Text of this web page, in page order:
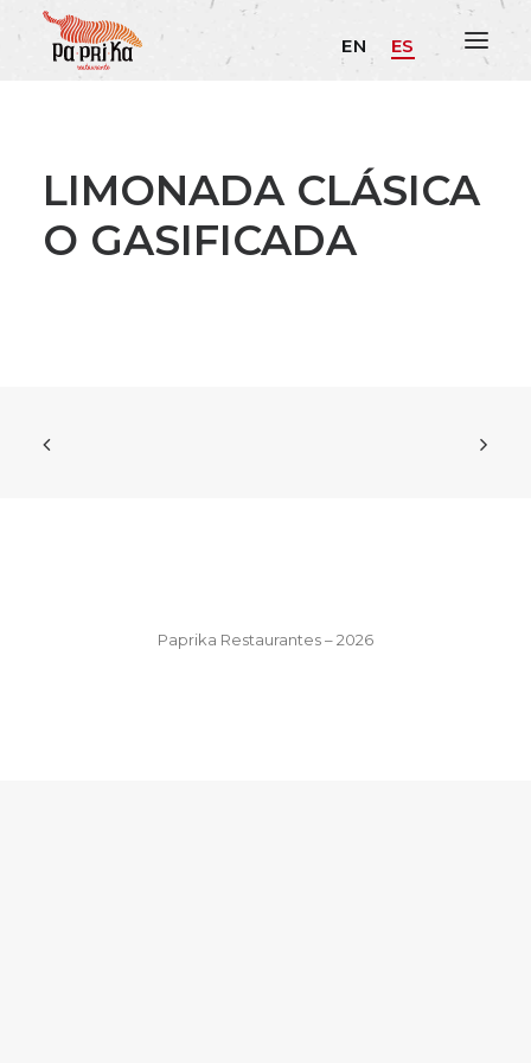
EN ES
LIMONADA CLÁSICA
O GASIFICADA
Paprika Restaurantes – 2026